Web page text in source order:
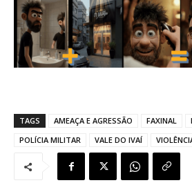
TAGS AMEAÇA E AGRESSÃO FAXINAL
POLÍCIA MILITAR
VALE DO IVAÍ